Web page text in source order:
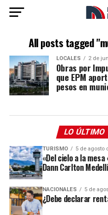
All posts tagged
LOCALES 2 de
Obras por
que EPM
pesos en
LO ÚLTIMO
TURISMO 5 de agosto
«Del cielo a la mesa
Dann Carlton
NACIONALES 5 de
¿Debe declarar